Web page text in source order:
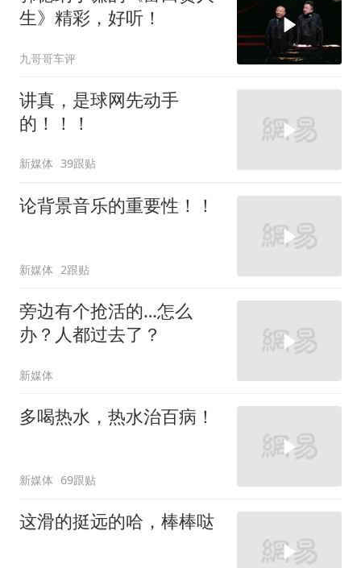
生》精彩，好听！
九哥哥车评
讲真，是球网先动手
的！！！
新媒体 39跟贴
论背景音乐的重要性！！
新媒体 2跟贴
旁边有个抢活的…怎么
办？人都过去了？
新媒体
多喝热水，热水治百病！
新媒体 69跟贴
这滑的挺远的哈，棒棒哒